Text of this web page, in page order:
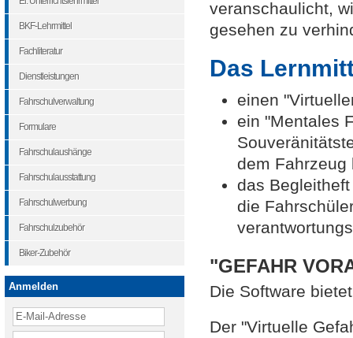
veranschaulicht,
gesehen zu
Das
einen
ein "Mentales
dem Fahrzeug
das
die
"GEFAHR
Die Software
Der "Virtuelle
BKF-Lehrmittel
Fachliteratur
Dienstleistungen
Fahrschulverwaltung
Formulare
Fahrschulaushänge
Fahrschulausstattung
Fahrschulwerbung
Fahrschulzubehör
Biker-Zubehör
Anmelden